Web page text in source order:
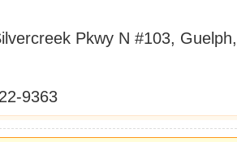
Pkwy N #103,
9363